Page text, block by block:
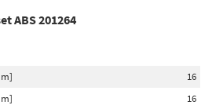
ABS 201264
16
16